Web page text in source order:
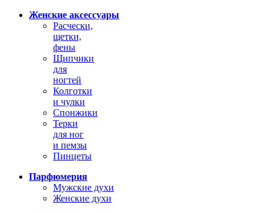
Женские аксессуары
Расчески,
щетки,
фены
Щипчики
для
ногтей
Колготки
и чулки
Спонжики
Терки
для ног
и пемзы
Пинцеты
Парфюмерия
Мужские духи
Женские духи